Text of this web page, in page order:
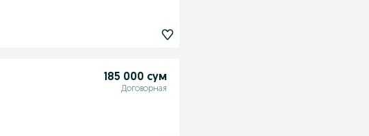
185 000 сум
Договорная